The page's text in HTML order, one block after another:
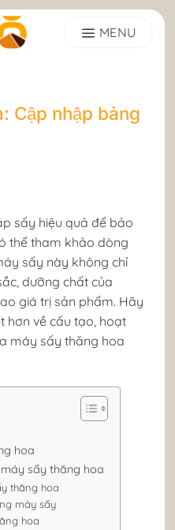
Cập nhập bảng
sấy hiệu quả để bảo
thể tham khảo dòng
sấy này không chỉ
dưỡng chất của
giá trị sản phẩm. Hãy
hơn về cấu tạo, hoạt
máy sấy thăng hoa
hoa
sấy thăng hoa
thăng hoa
máy sấy
hoa